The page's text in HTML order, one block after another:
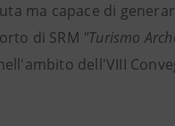
ma capace di
di SRM "Turismo
dell'VIII